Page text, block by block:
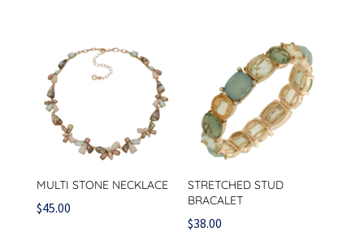
MULTI STONE NECKLACE
$45.00
STRETCHED STUD
BRACALET
$38.00